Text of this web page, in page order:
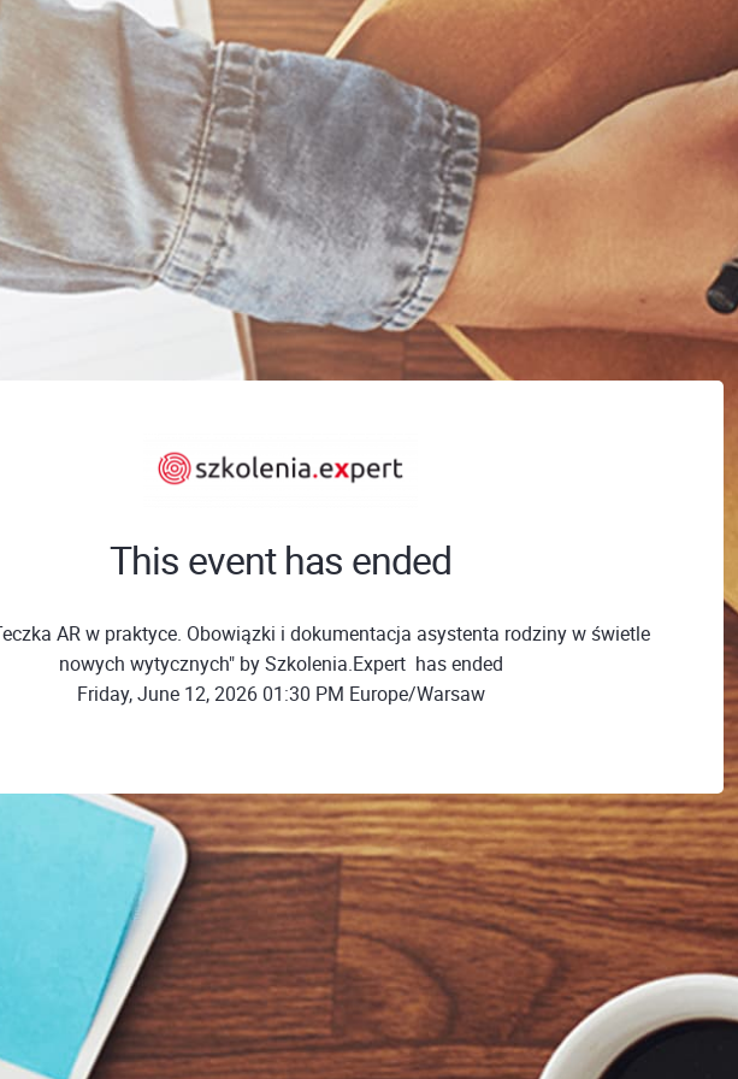
This event has ended
AR w praktyce. Obowiązki i dokumentacja asystenta rodziny w świetle
nowych wytycznych" by Szkolenia.Expert ㅤㅤ has ended
Friday, June 12, 2026 01:30 PM Europe/Warsaw